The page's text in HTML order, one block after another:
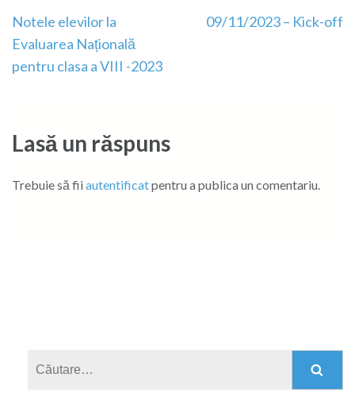
Navigare
în
articole
Notele elevilor la
Evaluarea Națională
pentru clasa a VIII -2023
09/11/2023 – Kick-off
Lasă un răspuns
Trebuie să fii autentificatpentru a publica un comentariu.